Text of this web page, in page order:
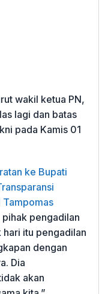
wakil ketua PN,
lagi dan batas
pada Kamis 01
ke Bupati
pihak pengadilan
itu pengadilan
dengan
Dia
akan